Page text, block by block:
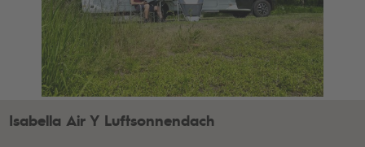
Isabella Air Y Luftsonnendach